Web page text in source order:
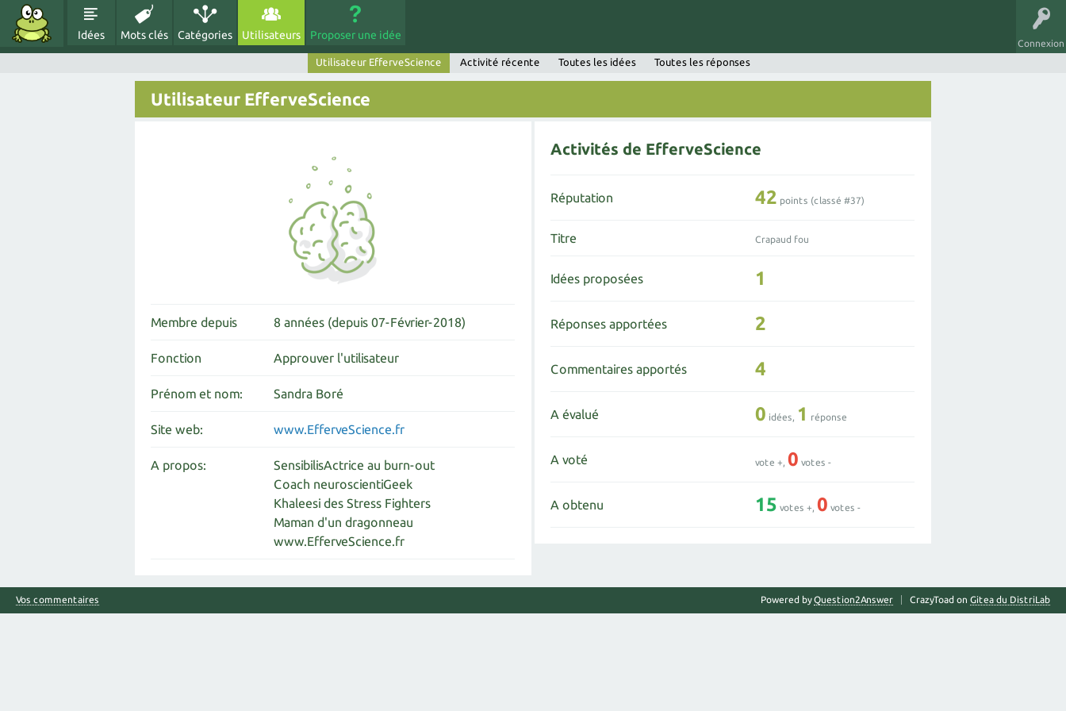
Connexion
Idées Mots clés Catégories Utilisateurs Proposer une idée
Utilisateur EfferveScience Activité récente Toutes les idées Toutes les réponses
Utilisateur EfferveScience
Membre depuis 8 années (depuis 07-Février-2018)
Fonction Approuver l'utilisateur
Prénom et nom: Sandra Boré
Site web: www.EfferveScience.fr
A propos:
SensibilisActrice au burn-out
Coach neuroscientiGeek
Khaleesi des Stress Fighters
Maman d'un dragonneau
www.EfferveScience.fr
Activités de EfferveScience
Réputation 42 points (classé #37)
Titre Crapaud fou
Idées proposées 1
Réponses apportées 2
Commentaires apportés 4
A évalué 0 idées, 1 réponse
A voté vote +,0 votes -
A obtenu 15 votes +,0 votes -
Vos commentaires CrazyToad on Gitea du DistriLab
Powered byQuestion2Answer